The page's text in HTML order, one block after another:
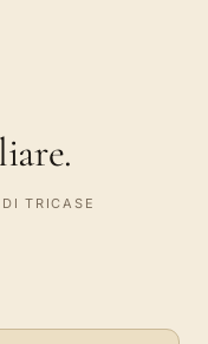
TRICASE